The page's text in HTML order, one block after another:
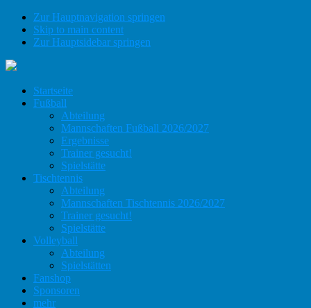
Zur Hauptnavigation springen
Skip to main content
Zur Hauptsidebar springen
Startseite
Fußball
Abteilung
Mannschaften Fußball 2026/2027
Ergebnisse
Trainer gesucht!
Spielstätte
Tischtennis
Abteilung
Mannschaften Tischtennis 2026/2027
Trainer gesucht!
Spielstätte
Volleyball
Abteilung
Spielstätten
Fanshop
Sponsoren
mehr